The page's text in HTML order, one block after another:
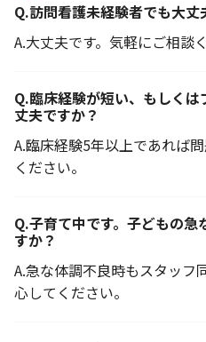
Q.訪問看護未経験者でも大丈
A.大丈夫です。気軽にご相談
Q.臨床経験が短い、もしく
丈夫ですか？
A.臨床経験5年以上であれば
ください。
Q.子育て中です。子どもの
すか？
A.急な体調不良時もスタッフ
心してください。